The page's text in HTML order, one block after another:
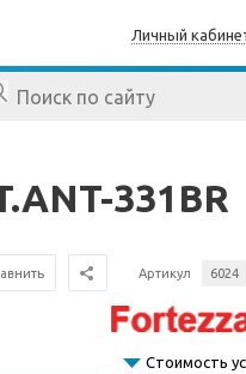
Личный
331BR
Артикул 6024
Стоимость